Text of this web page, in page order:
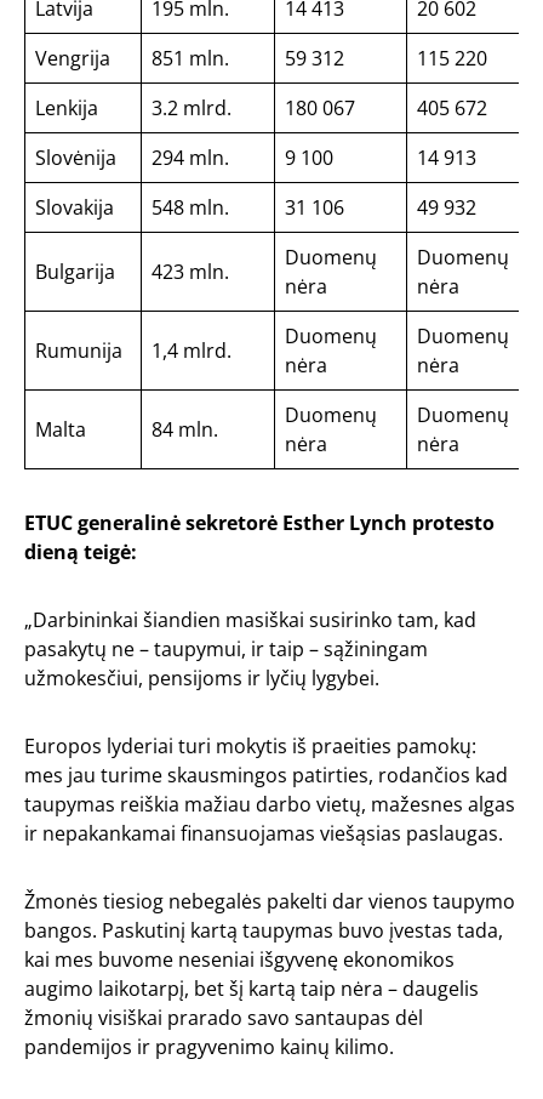
Latvija 195 mln. 14 413
20 602
Vengrija
851 mln. 59 312
115 220
Lenkija
3.2 mlrd. 180 067
405 672
Slovėnija
294 mln. 9 100
14 913
Slovakija
548 mln. 31 106 49 932
Bulgarija 423 mln.
Duomenų
nėra
Duomenų
nėra
Rumunija 1,4 mlrd.
Duomenų
nėra
Duomenų
nėra
Malta 84 mln.
Duomenų
nėra
Duomenų
nėra
ETUC generalinė sekretorė Esther Lynch protesto
dieną teigė:
„Darbininkai šiandien masiškai susirinko tam, kad
pasakytų ne – taupymui, ir taip – sąžiningam
užmokesčiui, pensijoms ir lyčių lygybei.
Europos lyderiai turi mokytis iš praeities pamokų:
mes jau turime skausmingos patirties, rodančios kad
taupymas reiškia mažiau darbo vietų, mažesnes algas
ir nepakankamai finansuojamas viešąsias paslaugas.
Žmonės tiesiog nebegalės pakelti dar vienos taupymo
bangos. Paskutinį kartą taupymas buvo įvestas tada,
kai mes buvome neseniai išgyvenę ekonomikos
augimo laikotarpį, bet šį kartą taip nėra – daugelis
žmonių visiškai prarado savo santaupas dėl
pandemijos ir pragyvenimo kainų kilimo.